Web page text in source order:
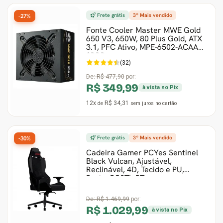
Frete grátis 3º Mais vendido
Fonte Cooler Master MWE Gold
650 V3, 650W, 80 Plus Gold, ATX
3.1, PFC Ativo, MPE-6502-ACAAG-
3BBR
(32)
De:R$ 477,90 por:
R$ 349,99 à vista no Pix
12x de R$ 34,31 sem juros no cartão
-27%
Frete grátis 3º Mais vendido
Cadeira Gamer PCYes Sentinel
Black Vulcan, Ajustável,
Reclinável, 4D, Tecido e PU,
Preto, PCSTL-PT
De:R$ 1.469,99 por:
R$ 1.029,99 à vista no Pix
-30%